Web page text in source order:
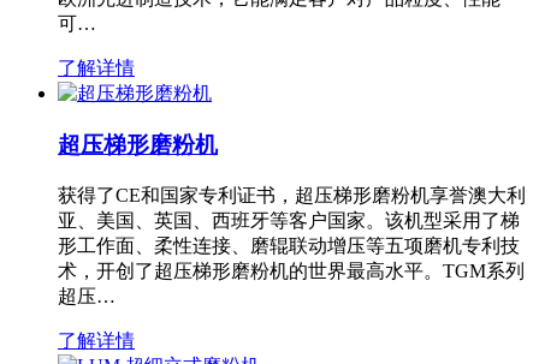
可…
了解详情
超压梯形磨粉机
获得了CE和国家专利证书，超压梯形磨粉机享誉澳大利
亚、美国、英国、西班牙等客户国家。该机型采用了梯
形工作面、柔性连接、磨辊联动增压等五项磨机专利技
术，开创了超压梯形磨粉机的世界最高水平。TGM系列
超压…
了解详情